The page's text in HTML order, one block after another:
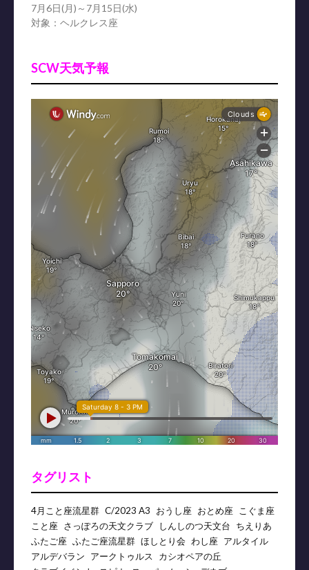
7月6日(月)～7月15日(水)
対象：ヘルクレス座
SCW天気予報
タグリスト
4月こと座流星群 C/2023 A3 おうし座 おとめ座
こぐま座
こと座 さっぽろの天文クラブ しんしのつ天文台
ちえりあ
ふたご座 ふたご座流星群 ほしとり会 わし座 アルタイル
アルデバラン
アークトゥルス
カシオペアの丘